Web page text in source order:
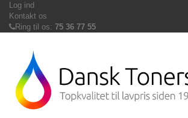
Log ind
Kontakt os
Ring til os: 75 36 77 55